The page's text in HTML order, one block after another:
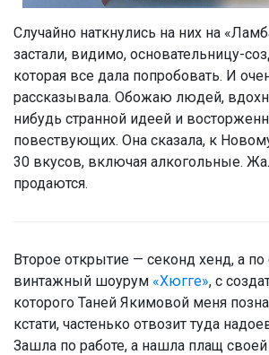
Случайно наткнулись на них на
застали, видимо, основательницу-
которая все дала попробовать. И
рассказывала. Обожаю людей,
нибудь странной идеей и
повествующих. Она сказала, к
30 вкусов, включая алкогольные.
продаются.
Второе открытие — секонд хенд, а по
винтажный шоурум «Хюгге», с
которого Таней Якимовой меня
кстати, частенько отвозит туда
Зашла по работе, а нашла плащ